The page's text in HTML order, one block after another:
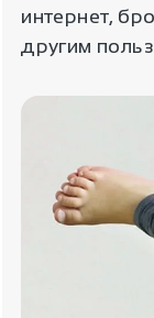
интернет,
другим